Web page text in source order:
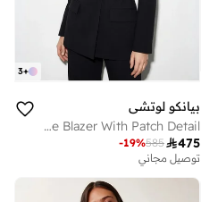
+
3
بيانكو لوتشي
LUCCI Long Crepe Blazer With Patch Detail
475
585
-19%
توصيل مجاني